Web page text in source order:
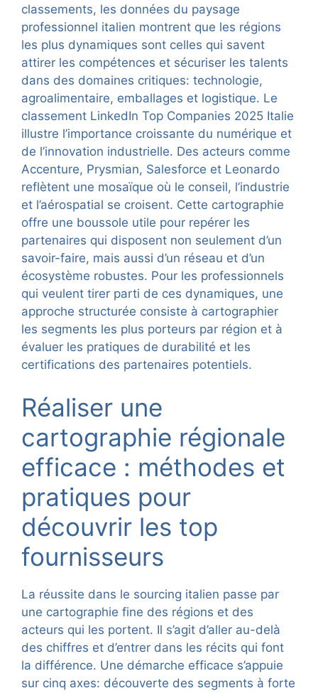
classements, les données du paysage
professionnel italien montrent que les régions
les plus dynamiques sont celles qui savent
attirer les compétences et sécuriser les talents
dans des domaines critiques: technologie,
agroalimentaire, emballages et logistique. Le
classement LinkedIn Top Companies 2025 Italie
illustre l’importance croissante du numérique et
de l’innovation industrielle. Des acteurs comme
Accenture, Prysmian, Salesforce et Leonardo
reflètent une mosaïque où le conseil, l’industrie
et l’aérospatial se croisent. Cette cartographie
offre une boussole utile pour repérer les
partenaires qui disposent non seulement d’un
savoir-faire, mais aussi d’un réseau et d’un
écosystème robustes. Pour les professionnels
qui veulent tirer parti de ces dynamiques, une
approche structurée consiste à cartographier
les segments les plus porteurs par région et à
évaluer les pratiques de durabilité et les
certifications des partenaires potentiels.
Réaliser une
cartographie régionale
efficace : méthodes et
pratiques pour
découvrir les top
fournisseurs
La réussite dans le sourcing italien passe par
une cartographie fine des régions et des
acteurs qui les portent. Il s’agit d’aller au-delà
des chiffres et d’entrer dans les récits qui font
la différence. Une démarche efficace s’appuie
sur cinq axes: découverte des segments à forte